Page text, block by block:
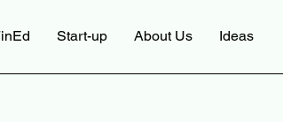
Start-up About Us Ideas